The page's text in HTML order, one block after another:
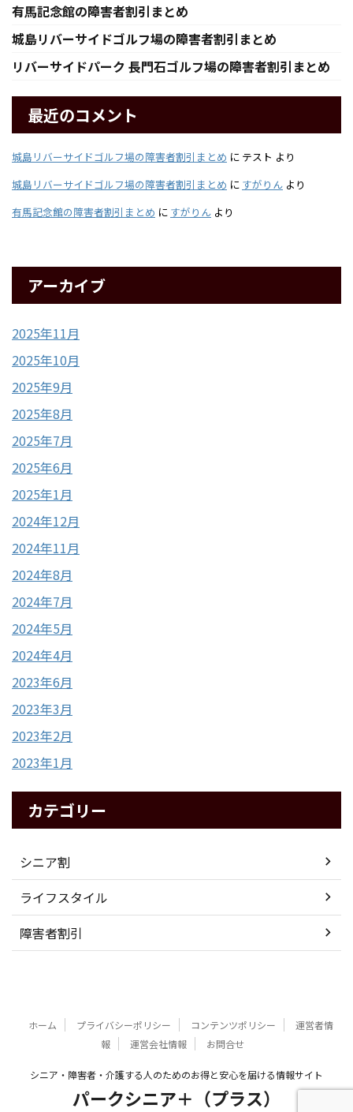
有馬記念館の障害者割引まとめ
城島リバーサイドゴルフ場の障害者割引まとめ
リバーサイドパーク 長門石ゴルフ場の障害者割引まとめ
最近のコメント
城島リバーサイドゴルフ場の障害者割引まとめ に テスト より
城島リバーサイドゴルフ場の障害者割引まとめ に すがりん より
有馬記念館の障害者割引まとめ に すがりん より
アーカイブ
2025年11月
2025年10月
2025年9月
2025年8月
2025年7月
2025年6月
2025年1月
2024年12月
2024年11月
2024年8月
2024年7月
2024年5月
2024年4月
2023年6月
2023年3月
2023年2月
2023年1月
カテゴリー
シニア割
ライフスタイル
障害者割引
ホーム プライバシーポリシー コンテンツポリシー
運営者情
報
運営会社情報 お問合せ
シニア・障害者・介護する人のためのお得と安心を届ける情報サイト
パークシニア＋（プラス）